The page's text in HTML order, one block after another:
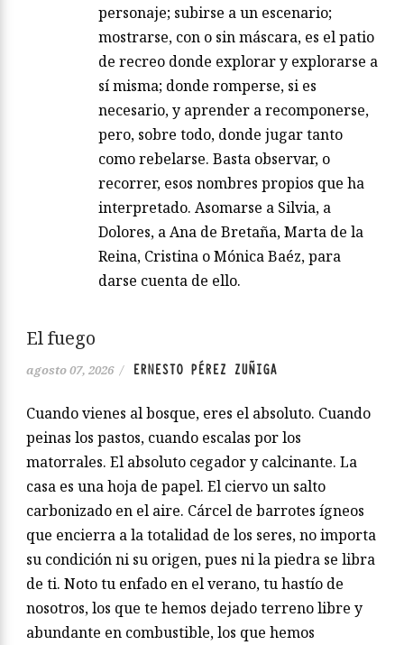
personaje; subirse a un escenario;
mostrarse, con o sin máscara, es el patio
de recreo donde explorar y explorarse a
sí misma; donde romperse, si es
necesario, y aprender a recomponerse,
pero, sobre todo, donde jugar tanto
como rebelarse. Basta observar, o
recorrer, esos nombres propios que ha
interpretado. Asomarse a Silvia, a
Dolores, a Ana de Bretaña, Marta de la
Reina, Cristina o Mónica Baéz, para
darse cuenta de ello.
El fuego
agosto 07, 2026 / ERNESTO PÉREZ ZUÑIGA
Cuando vienes al bosque, eres el absoluto. Cuando
peinas los pastos, cuando escalas por los
matorrales. El absoluto cegador y calcinante. La
casa es una hoja de papel. El ciervo un salto
carbonizado en el aire. Cárcel de barrotes ígneos
que encierra a la totalidad de los seres, no importa
su condición ni su origen, pues ni la piedra se libra
de ti. Noto tu enfado en el verano, tu hastío de
nosotros, los que te hemos dejado terreno libre y
abundante en combustible, los que hemos